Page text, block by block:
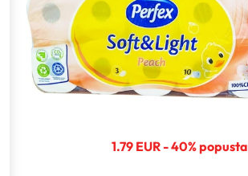
1.79 EUR - 40% popusta